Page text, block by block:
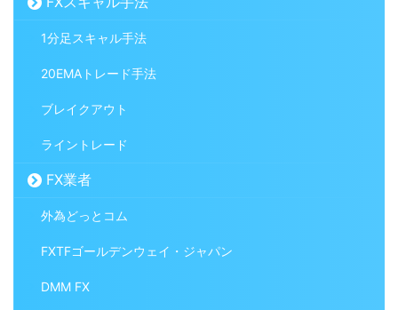
1分足スキャル手法
20EMAトレード手法
ブレイクアウト
ライントレード
FX業者
外為どっとコム
FXTFゴールデンウェイ・ジャパン
DMM FX